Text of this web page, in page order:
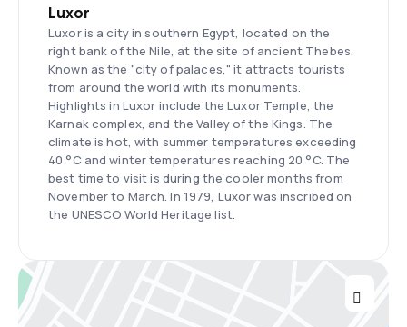
Luxor
Luxor is a city in southern Egypt, located on the
right bank of the Nile, at the site of ancient Thebes.
Known as the "city of palaces," it attracts tourists
from around the world with its monuments.
Highlights in Luxor include the Luxor Temple, the
Karnak complex, and the Valley of the Kings. The
climate is hot, with summer temperatures exceeding
40 °C and winter temperatures reaching 20 °C. The
best time to visit is during the cooler months from
November to March. In 1979, Luxor was inscribed on
the UNESCO World Heritage list.